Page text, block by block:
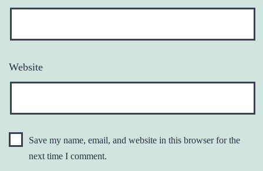
Website
Save my name, email, and website in this browser for the
next time I comment.